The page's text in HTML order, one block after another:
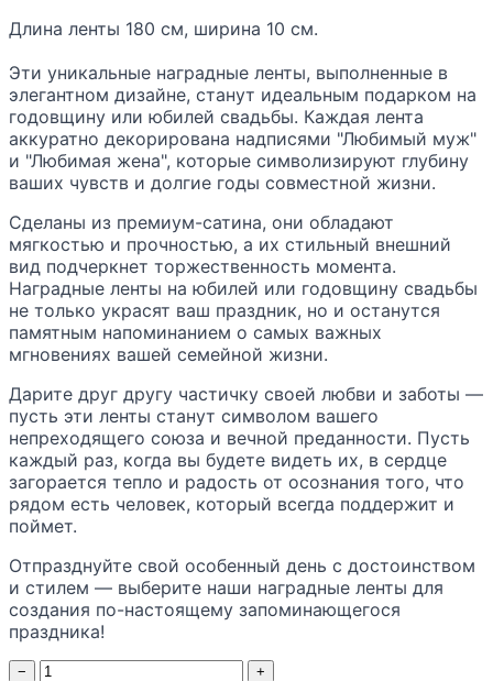
Длина ленты 180 см, ширина 10 см.
Эти уникальные наградные ленты, выполненные в
элегантном дизайне, станут идеальным подарком на
годовщину или юбилей свадьбы. Каждая лента
аккуратно декорирована надписями "Любимый муж"
и "Любимая жена", которые символизируют глубину
ваших чувств и долгие годы совместной жизни.
Сделаны из премиум-сатина, они обладают
мягкостью и прочностью, а их стильный внешний
вид подчеркнет торжественность момента.
Наградные ленты на юбилей или годовщину свадьбы
не только украсят ваш праздник, но и останутся
памятным напоминанием о самых важных
мгновениях вашей семейной жизни.
Дарите друг другу частичку своей любви и заботы —
пусть эти ленты станут символом вашего
непреходящего союза и вечной преданности. Пусть
каждый раз, когда вы будете видеть их, в сердце
загорается тепло и радость от осознания того, что
рядом есть человек, который всегда поддержит и
поймет.
Отпразднуйте свой особенный день с достоинством
и стилем — выберите наши наградные ленты для
создания по-настоящему запоминающегося
праздника!
− +